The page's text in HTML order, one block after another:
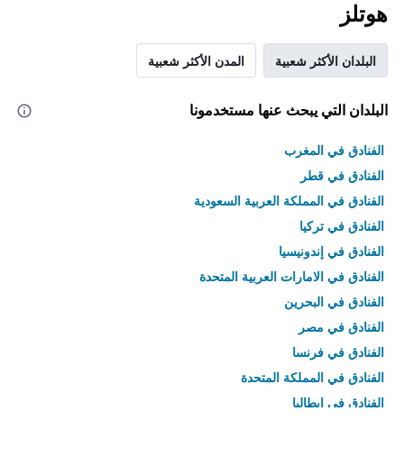
هوتلز
البلدان الأكثر شعبية المدن الأكثر شعبية
البلدان التي يبحث عنها مستخدمونا
الفنادق في المغرب
الفنادق في قطر
الفنادق في المملكة العربية السعودية
الفنادق في تركيا
الفنادق في إندونيسيا
الفنادق في الامارات العربية المتحدة
الفنادق في البحرين
الفنادق في مصر
الفنادق في فرنسا
الفنادق في المملكة المتحدة
الفنادق في إيطاليا